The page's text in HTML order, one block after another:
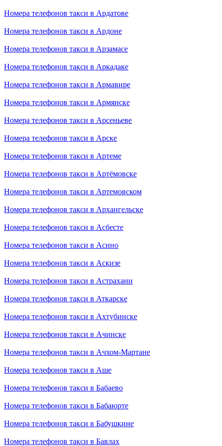
Номера телефонов такси в Ардатове
Номера телефонов такси в Ардоне
Номера телефонов такси в Арзамасе
Номера телефонов такси в Аркадаке
Номера телефонов такси в Армавире
Номера телефонов такси в Армянске
Номера телефонов такси в Арсеньеве
Номера телефонов такси в Арске
Номера телефонов такси в Артеме
Номера телефонов такси в Артёмовске
Номера телефонов такси в Артемовском
Номера телефонов такси в Архангельске
Номера телефонов такси в Асбесте
Номера телефонов такси в Асино
Номера телефонов такси в Аскизе
Номера телефонов такси в Астрахани
Номера телефонов такси в Аткарске
Номера телефонов такси в Ахтубинске
Номера телефонов такси в Ачинске
Номера телефонов такси в Ачхом-Мартане
Номера телефонов такси в Аше
Номера телефонов такси в Бабаево
Номера телефонов такси в Бабаюрте
Номера телефонов такси в Бабушкине
Номера телефонов такси в Бавлах